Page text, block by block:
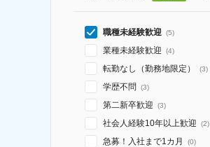
職種未経験歓迎 (5)
業種未経験歓迎 (4)
転勤なし（勤務地限定） (3)
学歴不問 (3)
第二新卒歓迎 (3)
社会人経験10年以上歓迎 (2)
急募！入社まで1カ月 (0)